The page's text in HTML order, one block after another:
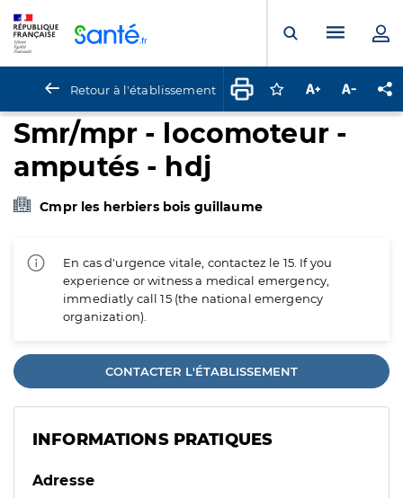
Ouvrir laMenu
Retour à l'établissement Connectez-vous
Augmenter la
Smr/mpr - locomoteur -
amputés - hdj
Cmpr les herbiers bois guillaume
En cas d'urgence vitale, contactez le 15. If you
experience or witness a medical emergency,
immediatly call 15 (the national emergency
organization).
CONTACTER L'ÉTABLISSEMENT
INFORMATIONS PRATIQUES
Adresse